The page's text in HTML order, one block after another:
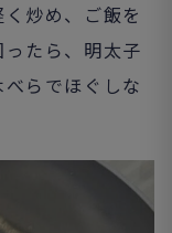
炒め、ご飯を
たら、明太子
らでほぐしな